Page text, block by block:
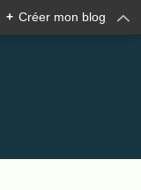
+ Créer mon blog